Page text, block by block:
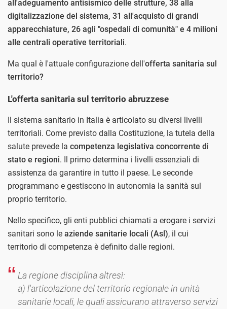
all'adeguamento antisismico delle strutture, 38 alla
digitalizzazione del sistema, 31 all'acquisto di grandi
apparecchiature, 26 agli "ospedali di comunità" e 4 milioni
alle centrali operative territoriali.
Ma qual è l'attuale configurazione dell'offerta sanitaria sul
territorio?
L'offerta sanitaria sul territorio abruzzese
Il sistema sanitario in Italia è articolato su diversi livelli
territoriali. Come previsto dalla Costituzione, la tutela della
salute prevede la competenza legislativa concorrente di
stato e regioni. Il primo determina i livelli essenziali di
assistenza da garantire in tutto il paese. Le seconde
programmano e gestiscono in autonomia la sanità sul
proprio territorio.
Nello specifico, gli enti pubblici chiamati a erogare i servizi
sanitari sono le aziende sanitarie locali (Asl), il cui
territorio di competenza è definito dalle regioni.
La regione disciplina altresì:
a) l'articolazione del territorio regionale in unità
sanitarie locali, le quali assicurano attraverso servizi